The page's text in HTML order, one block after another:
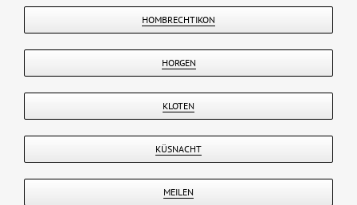
HOMBRECHTIKON
HORGEN
KLOTEN
KÜSNACHT
MEILEN